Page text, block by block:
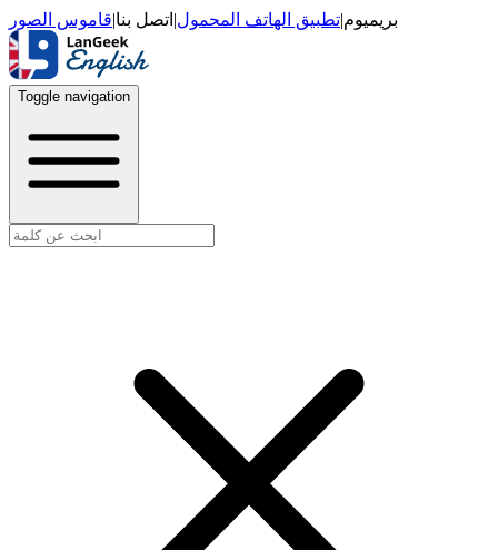
بريميوم|تطبيق الهاتف المحمول| اتصل بنا|قاموس الصور
Toggle navigation